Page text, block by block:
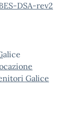
DSA-rev2
alice
Galice